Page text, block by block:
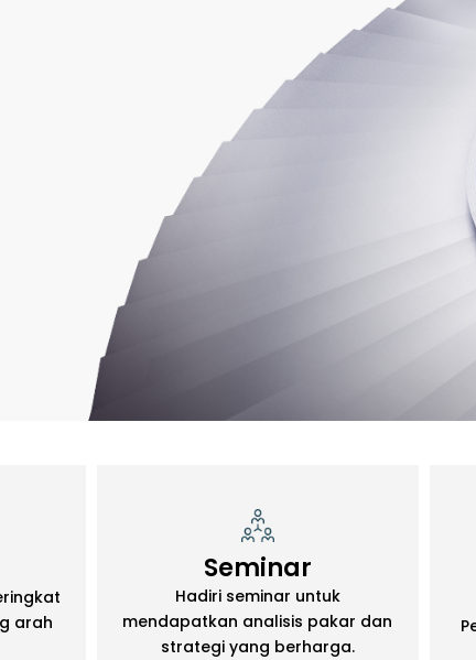
arah
Seminar
Hadiri seminar untuk
mendapatkan analisis pakar dan
strategi yang berharga.